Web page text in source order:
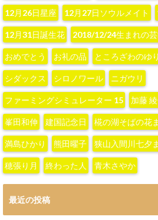
12月26日星座 12月27日ソウルメイト
12月31日誕生花 2018/12/24生まれの芸
おめでとう お礼の品 ところざわのゆ
シダックス シロノワール ニガウリ
ファーミングシミュレーター 15 加藤
峯田和伸 建国記念日 椛の湖そばの花
満島ひかり 熊田曜子 狭山入間川七夕
穂張り月 終わった人 青木さやか
最近の投稿